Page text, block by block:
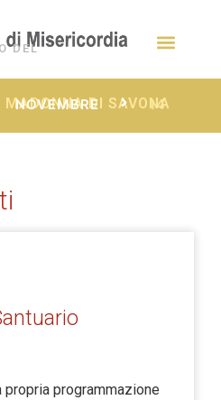
DEL
MADONNA DI SAVONA
NOVEMBRE 14
programmazione